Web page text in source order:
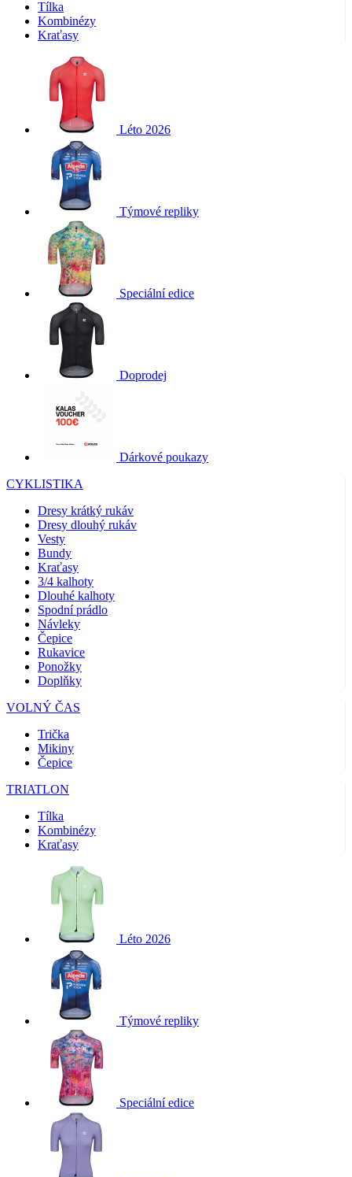
Tílka
Kombinézy
Kraťasy
Léto 2026
Týmové repliky
Speciální edice
Doprodej
Dárkové poukazy
CYKLISTIKA
Dresy krátký rukáv
Dresy dlouhý rukáv
Vesty
Bundy
Kraťasy
3/4 kalhoty
Dlouhé kalhoty
Spodní prádlo
Návleky
Čepice
Rukavice
Ponožky
Doplňky
VOLNÝ ČAS
Trička
Mikiny
Čepice
TRIATLON
Tílka
Kombinézy
Kraťasy
Léto 2026
Týmové repliky
Speciální edice